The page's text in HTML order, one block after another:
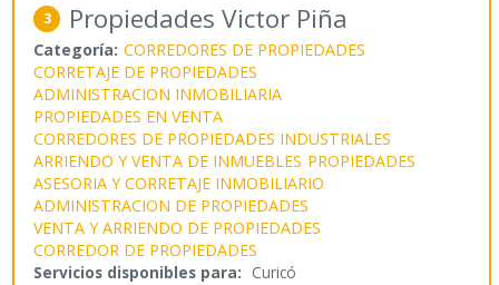
3 Propiedades Victor Piña
Categoría: CORREDORES DE PROPIEDADES
CORRETAJE DE PROPIEDADES
ADMINISTRACION INMOBILIARIA
PROPIEDADES EN VENTA
CORREDORES DE PROPIEDADES INDUSTRIALES
ARRIENDO Y VENTA DE INMUEBLES PROPIEDADES
ASESORIA Y CORRETAJE INMOBILIARIO
ADMINISTRACION DE PROPIEDADES
VENTA Y ARRIENDO DE PROPIEDADES
CORREDOR DE PROPIEDADES
Servicios disponibles para: Curicó